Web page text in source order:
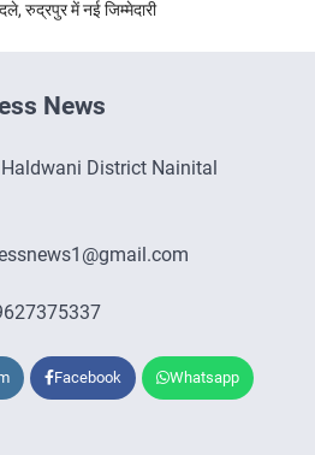
रुद्रपुर में नई जिम्मेदारी
News
District Nainital
Facebook Whatsapp